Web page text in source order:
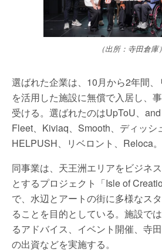
（出所：寺田倉庫）
選ばれた企業は、10月から2年間
を活用した施設に無償で入居し、
受ける。選ばれたのはUpToU、
Fleet、Kiviaq、Smooth、ディッシ
HELPUSH、リベロント、Reloca。
同事業は、天王洲エリアをビジネ
とするプロジェクト「Isle of
で、水辺とアートの街に多様なス
ることを目的としている。施設で
るアドバイス、イベント開催、寺
の出資などを実施する。